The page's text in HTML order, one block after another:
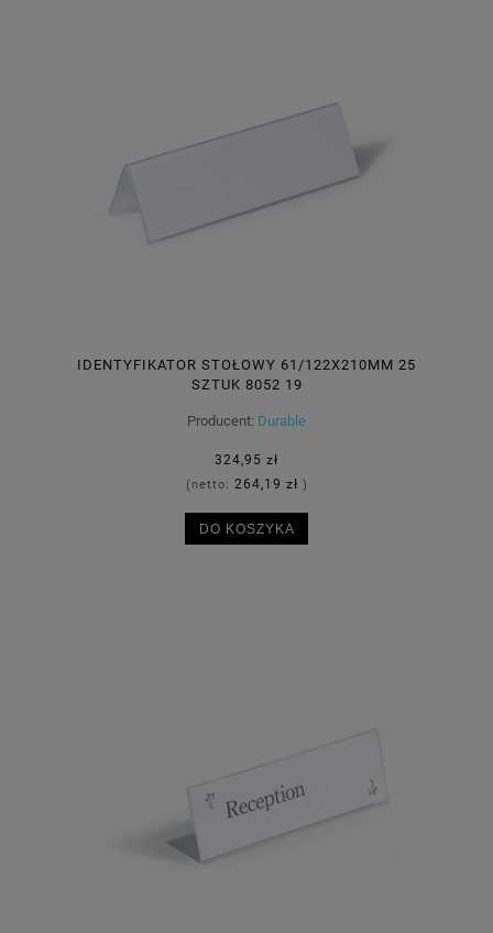
IDENTYFIKATOR STOŁOWY 61/122X210MM 25
SZTUK 8052 19
Producent: Durable
324,95 zł
(netto: 264,19 zł )
DO KOSZYKA